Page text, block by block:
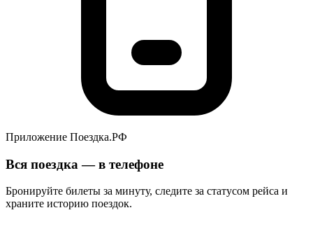
Приложение Поездка.РФ
Вся поездка — в телефоне
Бронируйте билеты за минуту, следите за статусом рейса и
храните историю поездок.